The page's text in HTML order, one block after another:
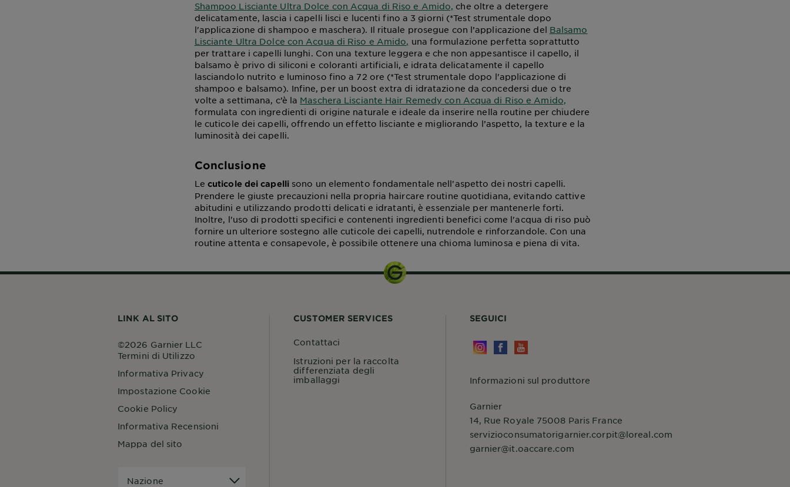
Shampoo Lisciante Ultra Dolce con Acqua di Riso e Amido, che oltre a detergere
delicatamente, lascia i capelli lisci e lucenti fino a 3 giorni (*Test strumentale dopo
l'applicazione di shampoo e maschera). Il rituale prosegue con l’applicazione del Balsamo
Lisciante Ultra Dolce con Acqua di Riso e Amido, una formulazione perfetta soprattutto
per trattare i capelli lunghi. Con una texture leggera e che non appesantisce il capello, il
balsamo è privo di siliconi e coloranti artificiali, e idrata delicatamente il capello
lasciandolo nutrito e luminoso fino a 72 ore (*Test strumentale dopo l'applicazione di
shampoo e balsamo). Infine, per un boost extra di idratazione da concedersi due o tre
volte a settimana, c’è la Maschera Lisciante Hair Remedy con Acqua di Riso e Amido,
formulata con ingredienti di origine naturale e ideale da inserire nella routine per chiudere
le cuticole dei capelli, offrendo un effetto lisciante e migliorando l’aspetto, la texture e la
luminosità dei capelli.
Conclusione
Le cuticole dei capellisono un elemento fondamentale nell'aspetto dei nostri capelli.
Prendere le giuste precauzioni nella propria haircare routine quotidiana, evitando cattive
abitudini e utilizzando prodotti delicati e idratanti, è essenziale per mantenerle forti.
Inoltre, l'uso di prodotti specifici e contenenti ingredienti benefici come l'acqua di riso può
fornire un ulteriore sostegno alle cuticole dei capelli, nutrendole e rinforzandole. Con una
routine attenta e consapevole, è possibile ottenere una chioma luminosa e piena di vita.
LINK AL SITO
Termini di Utilizzo
Informativa Privacy
Impostazione Cookie
Cookie Policy
Informativa Recensioni
Mappa del sito
Nazione
©2026 Garnier LLC
CUSTOMER SERVICES
Contattaci
Istruzioni per la raccolta
differenziata degli
imballaggi
SEGUICI
Informazioni sul produttore
Garnier
14, Rue Royale 75008 Paris France
servizioconsumatorigarnier.corpit@loreal.com
garnier@it.oaccare.com